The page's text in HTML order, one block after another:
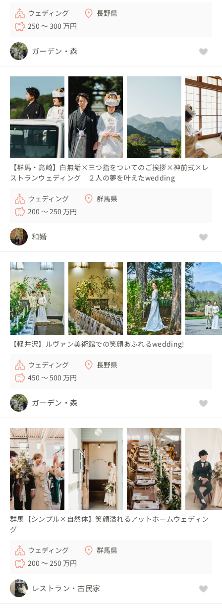
ウェディング
長野県
250 〜 300 万円
ガーデン・森
【群馬・高崎】白無垢×三つ指をついてのご挨拶×神前式×レ
ストランウェディング ２人の夢を叶えたwedding
ウェディング
群馬県
200 〜 250 万円
和婚
【軽井沢】ルヴァン美術館での笑顔あふれるwedding!
ウェディング
長野県
450 〜 500 万円
ガーデン・森
群馬【シンプル×自然体】笑顔溢れるアットホームウェディン
グ
ウェディング
群馬県
200 〜 250 万円
レストラン・古民家